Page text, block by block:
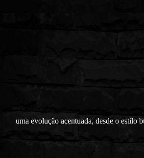
uma evolução acentuada, desde o estilo